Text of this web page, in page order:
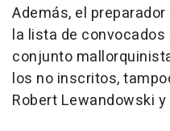
Además, el
la lista de
conjunto
los no inscritos,
Robert Lewandowski